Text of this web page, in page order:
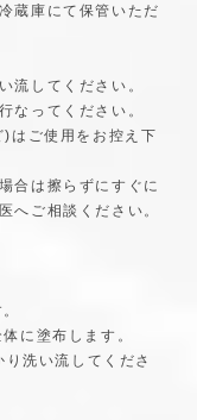
蔵庫にて保管いただ
流してください。
なってください。
)はご使用をお控え下
合は擦らずにすぐに
へご相談ください。
に塗布します。
洗い流してくださ